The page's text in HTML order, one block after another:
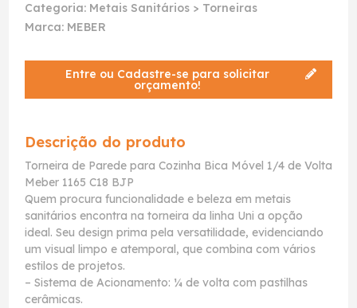
Categoria: Metais Sanitários > Torneiras
Marca: MEBER
Entre ou Cadastre-se para solicitar
orçamento!
Descrição do produto
Torneira de Parede para Cozinha Bica Móvel 1/4 de Volta
Meber 1165 C18 BJP
Quem procura funcionalidade e beleza em metais
sanitários encontra na torneira da linha Uni a opção
ideal. Seu design prima pela versatilidade, evidenciando
um visual limpo e atemporal, que combina com vários
estilos de projetos.
– Sistema de Acionamento: ¼ de volta com pastilhas
cerâmicas.